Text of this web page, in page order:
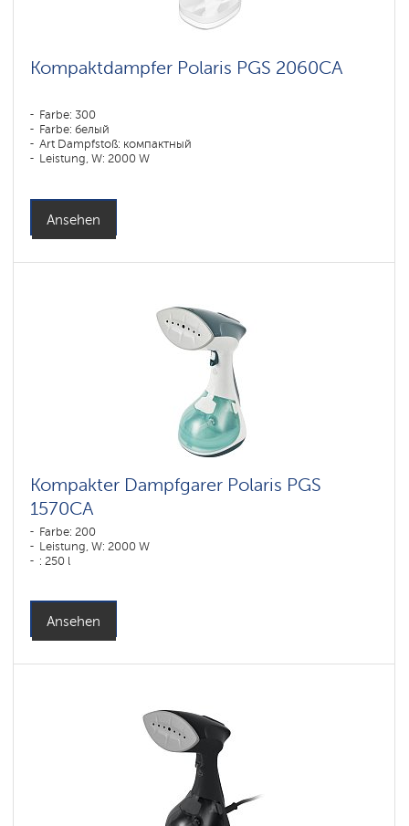
Kompaktdampfer Polaris PGS 2060CA
Farbe: 300
Farbe: белый
Art Dampfstoß: компактный
Leistung, W: 2000 W
Ansehen
Kompakter Dampfgarer Polaris PGS
1570CA​
Farbe: 200
Leistung, W: 2000 W
: 250 l
Ansehen